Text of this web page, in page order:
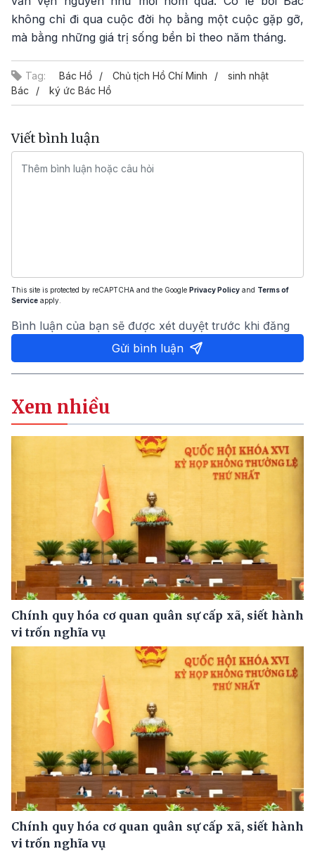
không chỉ đi qua cuộc đời họ bằng một cuộc gặp gỡ,
mà bằng những giá trị sống bền bỉ theo năm tháng.
Tag: Bác Hồ Chủ tịch Hồ Chí Minh
sinh nhật
Bác
ký ức Bác Hồ
Viết bình luận
This site is protected by reCAPTCHA and the Google Privacy Policy and Terms of
Service apply.
Bình luận của bạn sẽ được xét duyệt trước khi đăng
Gửi bình luận
Xem nhiều
Chính quy hóa cơ quan quân sự cấp xã, siết hành
vi trốn nghĩa vụ
Chính quy hóa cơ quan quân sự cấp xã, siết hành
vi trốn nghĩa vụ